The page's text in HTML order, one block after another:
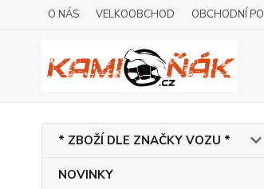
O NÁS VELKOOBCHOD OBCHODNÍ
* ZBOŽÍ DLE ZNAČKY VOZU *
NOVINKY